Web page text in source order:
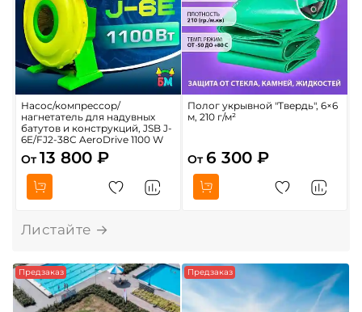
Насос/компрессор/
нагнетатель для надувных
батутов и конструкций, JSB J-
6E/FJ2-38C AeroDrive 1100 W
От 13 800 ₽
Полог укрывной "Твердь", 6×6
м, 210 г/м²
От 6 300 ₽
Предзаказ Предзаказ